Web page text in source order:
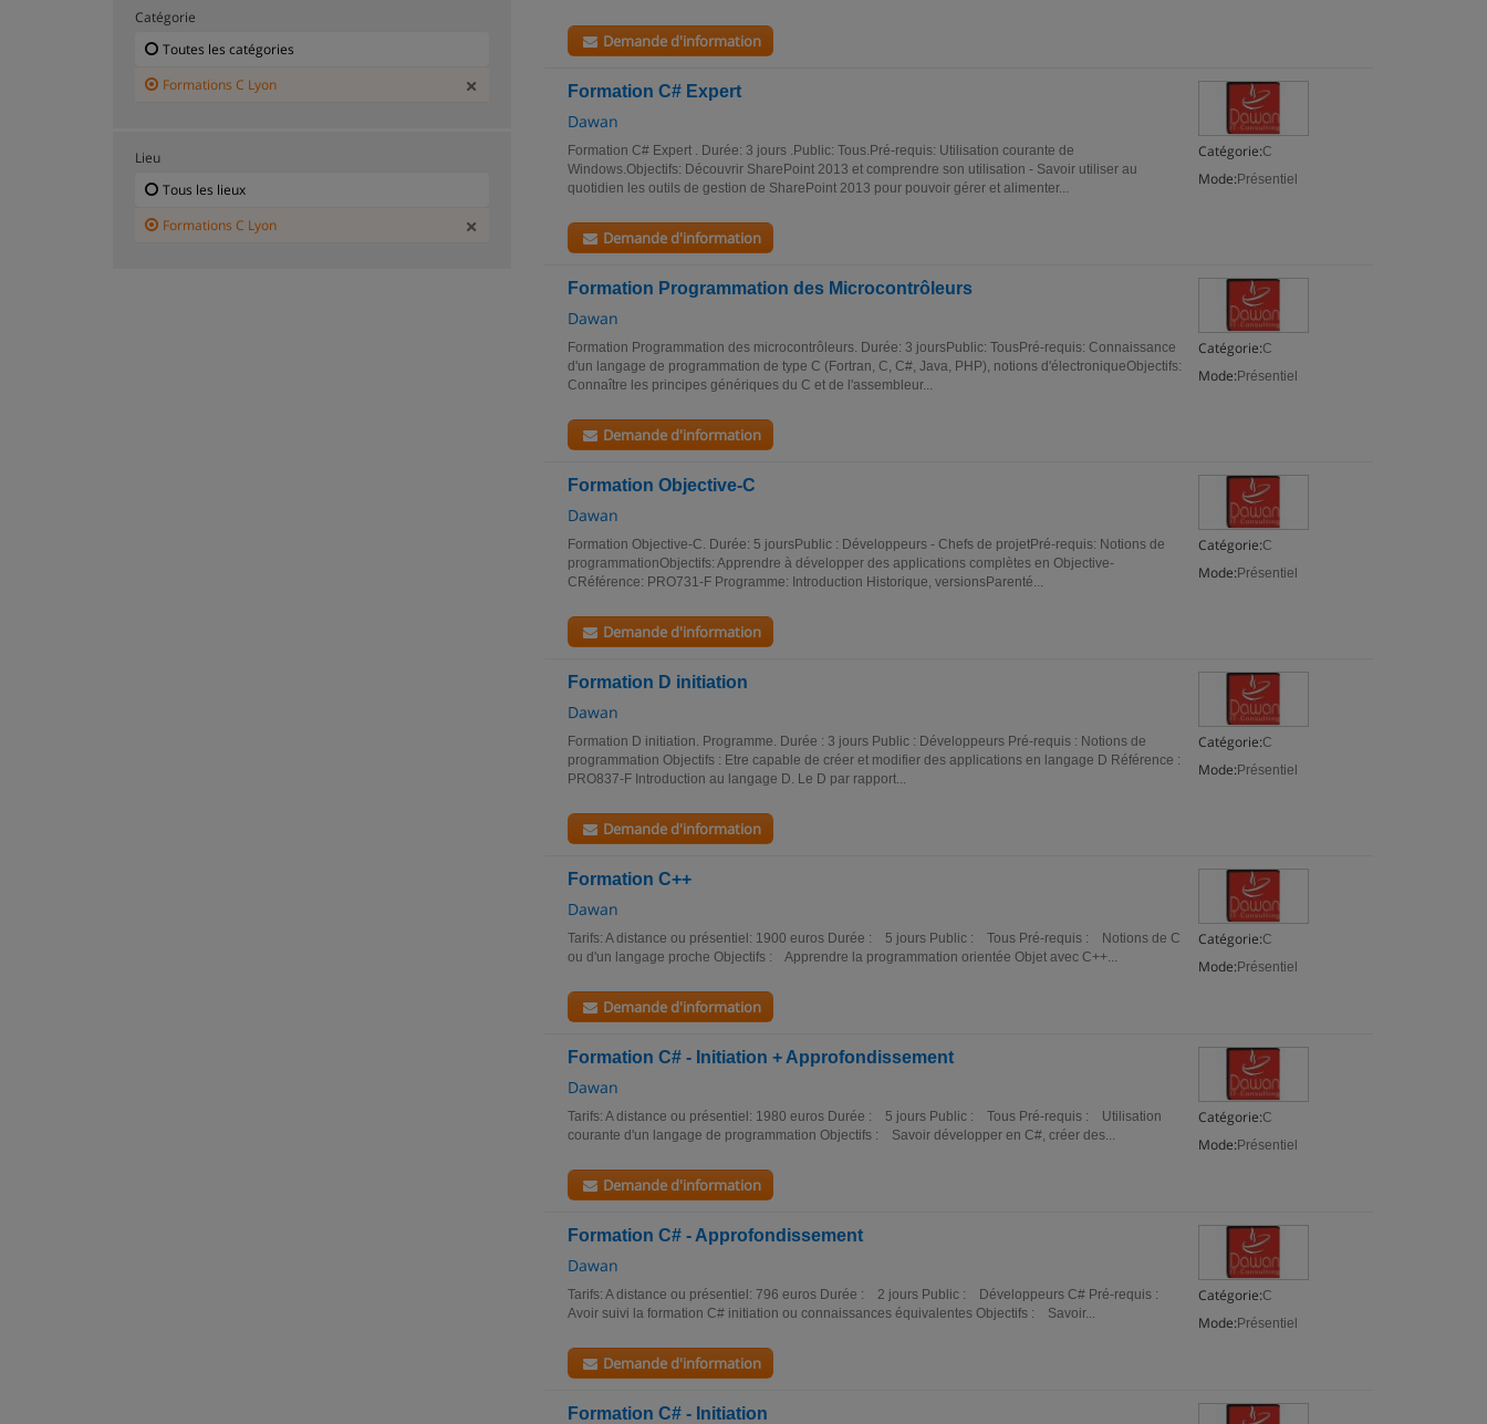
Demande d'information
Formation C# Expert
Dawan
Catégorie:C
Mode: Présentiel
Formation C# Expert . Durée: 3 jours .Public: Tous.Pré-requis: Utilisation courante de
Windows.Objectifs: Découvrir SharePoint 2013 et comprendre son utilisation - Savoir utiliser au
quotidien les outils de gestion de SharePoint 2013 pour pouvoir gérer et alimenter...
Demande d'information
Formation Programmation des Microcontrôleurs
Dawan
Catégorie:C
Mode: Présentiel
Formation Programmation des microcontrôleurs. Durée: 3 joursPublic: TousPré-requis: Connaissance
d'un langage de programmation de type C (Fortran, C, C#, Java, PHP), notions d'électroniqueObjectifs:
Connaître les principes génériques du C et de l'assembleur...
Demande d'information
Formation Objective-C
Dawan
Catégorie:C
Mode: Présentiel
Formation Objective-C. Durée: 5 joursPublic : Développeurs - Chefs de projetPré-requis: Notions de
programmationObjectifs: Apprendre à développer des applications complètes en Objective-
CRéférence: PRO731-F Programme: Introduction Historique, versionsParenté...
Demande d'information
Formation D initiation
Dawan
Catégorie:C
Mode: Présentiel
Formation D initiation. Programme. Durée : 3 jours Public : Développeurs Pré-requis : Notions de
programmation Objectifs : Etre capable de créer et modifier des applications en langage D Référence :
PRO837-F Introduction au langage D. Le D par rapport...
Demande d'information
Formation C++
Dawan
Catégorie:C
Mode: Présentiel
Tarifs: A distance ou présentiel: 1900 euros Durée : 5 jours Public : Tous Pré-requis : Notions de C
ou d'un langage proche Objectifs : Apprendre la programmation orientée Objet avec C++...
Demande d'information
Formation C# - Initiation + Approfondissement
Dawan
Catégorie:C
Mode: Présentiel
Tarifs: A distance ou présentiel: 1980 euros Durée : 5 jours Public : Tous Pré-requis : Utilisation
courante d'un langage de programmation Objectifs : Savoir développer en C#, créer des...
Demande d'information
Formation C# - Approfondissement
Dawan
Catégorie:C
Mode: Présentiel
Tarifs: A distance ou présentiel: 796 euros Durée : 2 jours Public : Développeurs C# Pré-requis :
Avoir suivi la formation C# initiation ou connaissances équivalentes Objectifs : Savoir...
Demande d'information
Formation C# - Initiation
Catégorie
Toutes les catégories
Formations C Lyon
Lieu
Tous les lieux
Formations C Lyon